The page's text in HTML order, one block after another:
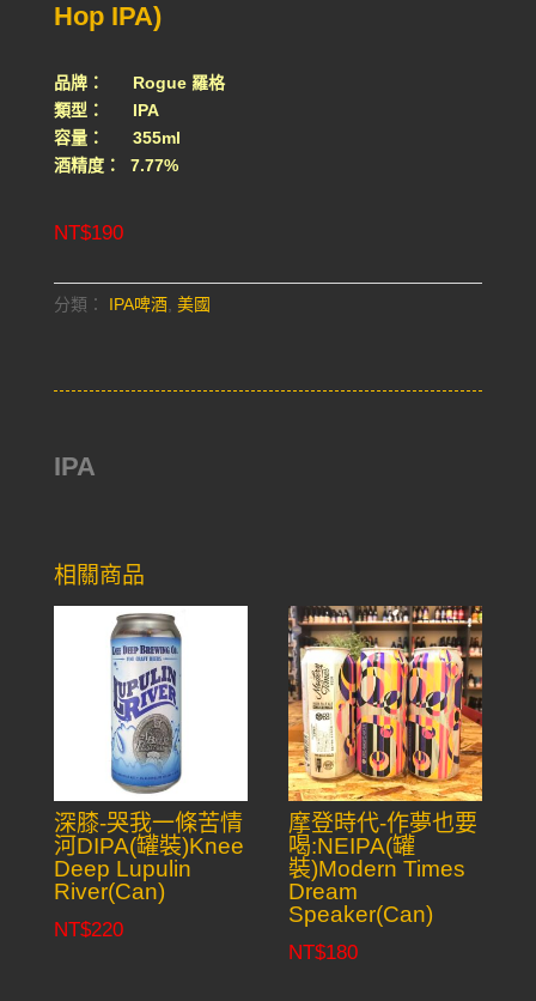
Hop IPA)
品牌： Rogue 羅格
類型： IPA
容量： 355ml
酒精度： 7.77%
NT$190
分類： IPA啤酒, 美國
IPA
相關商品
深膝-哭我一條苦情
河DIPA(罐裝)Knee
Deep Lupulin
River(Can)
NT$220
摩登時代-作夢也要
喝:NEIPA(罐
裝)Modern Times
Dream
Speaker(Can)
NT$180